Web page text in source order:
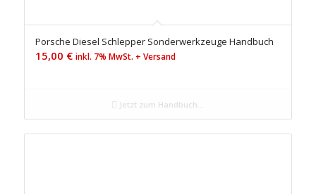
Porsche Diesel Schlepper Sonderwerkzeuge Handbuch
15,00 € inkl. 7% MwSt. + Versand
Jetzt zum Handbuch...